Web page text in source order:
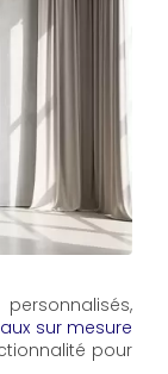
sur mesure
pour